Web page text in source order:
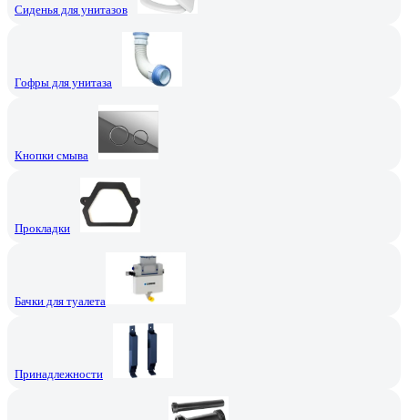
Сиденья для унитазов
Гофры для унитаза
Кнопки смыва
Прокладки
Бачки для туалета
Принадлежности